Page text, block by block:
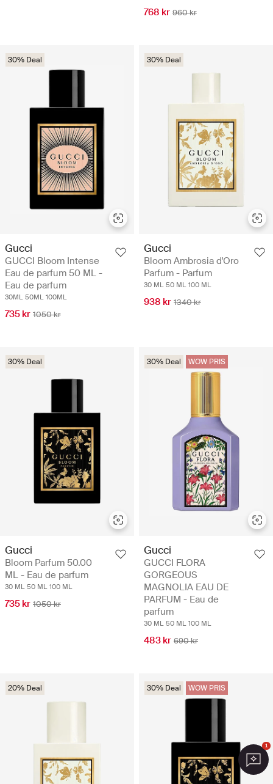
768 kr 960 kr
30% Deal
Gucci
GUCCI Bloom Intense
Eau de parfum 50 ML -
Eau de parfum
30ML 50ML 100ML
735 kr 1050 kr
30% Deal
Gucci
Bloom Ambrosia d'Oro
Parfum - Parfum
30 ML 50 ML 100 ML
938 kr 1340 kr
30% Deal
Gucci
Bloom Parfum 50.00
ML - Eau de parfum
30 ML 50 ML 100 ML
735 kr 1050 kr
30% Deal WOW PRIS
Gucci
GUCCI FLORA
GORGEOUS
MAGNOLIA EAU DE
PARFUM - Eau de
parfum
30 ML 50 ML 100 ML
483 kr 690 kr
20% Deal 30% Deal WOW PRIS
1